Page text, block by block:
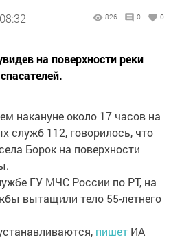
826 0 0
на поверхности реки
накануне около 17 часов на
служб 112, говорилось, что
Борок на поверхности
ГУ МЧС России по РТ, на
вытащили тело 55-летнего
пишет ИА